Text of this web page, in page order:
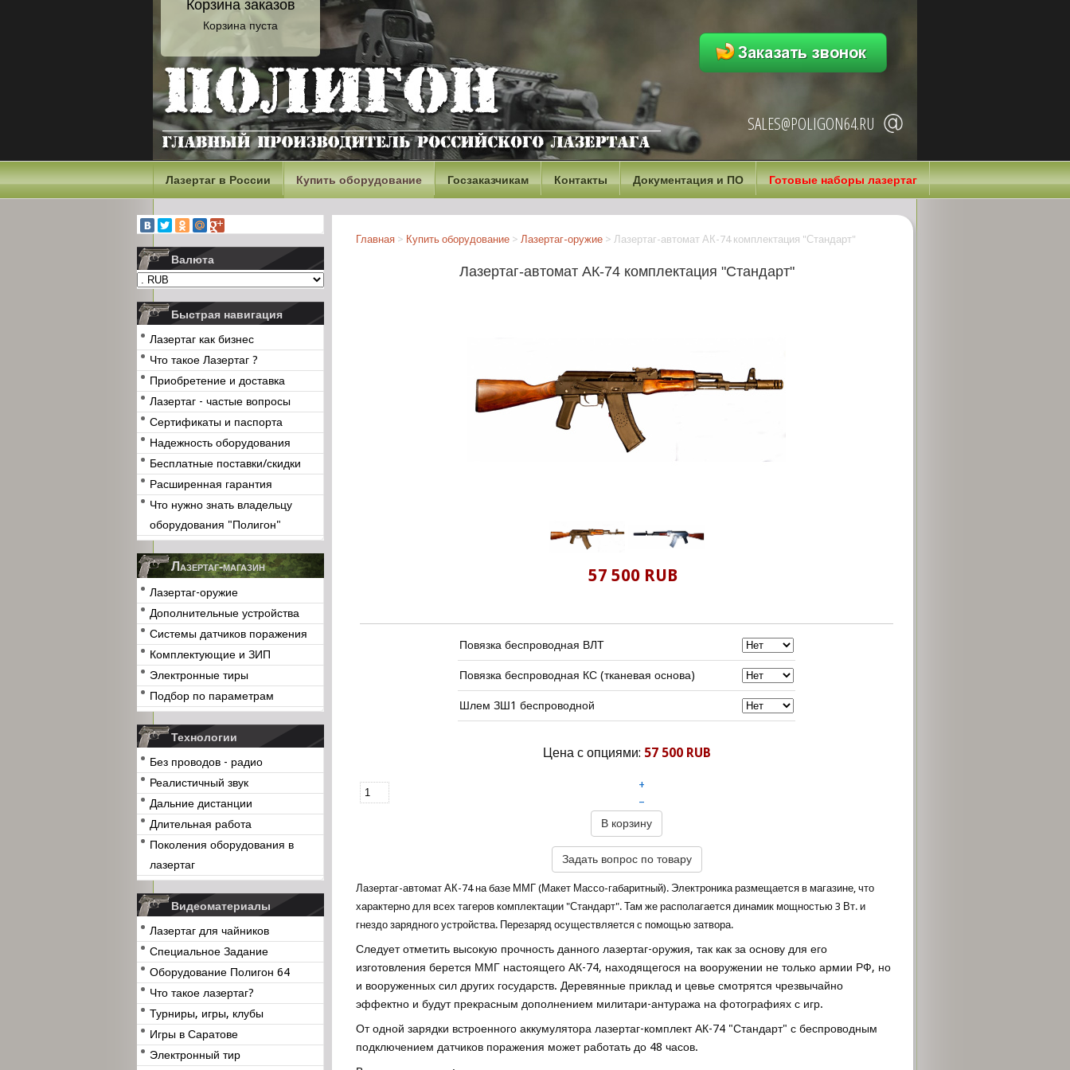
SALES@POLIGON64.RU
Корзина заказов
Корзина пуста
Лазертаг в России Купить оборудование Госзаказчикам Контакты Документация и ПО Готовые наборы лазертаг
Валюта
Быстрая навигация
Лазертаг как бизнес
Что такое Лазертаг ?
Приобретение и доставка
Лазертаг - частые вопросы
Сертификаты и паспорта
Надежность оборудования
Бесплатные поставки/скидки
Расширенная гарантия
Что нужно знать владельцу
оборудования "Полигон"
Лазертаг-магазин
Лазертаг-оружие
Дополнительные устройства
Системы датчиков поражения
Комплектующие и ЗИП
Электронные тиры
Подбор по параметрам
Технологии
Без проводов - радио
Реалистичный звук
Дальние дистанции
Длительная работа
Поколения оборудования в
лазертаг
Видеоматериалы
Лазертаг для чайников
Специальное Задание
Оборудование Полигон 64
Что такое лазертаг?
Турниры, игры, клубы
Игры в Саратове
Электронный тир
Главная > Купить оборудование > Лазертаг-оружие > Лазертаг-автомат АК-74 комплектация "Стандарт"
Лазертаг-автомат АК-74 комплектация "Стандарт"
57 500 RUB
Повязка беспроводная ВЛТ
Повязка беспроводная КС (тканевая основа)
Шлем ЗШ1 беспроводной
Цена с опциями: 57 500 RUB
+
–
В корзину
Задать вопрос по товару
Лазертаг-автомат АК-74 на базе ММГ (Макет Массо-габаритный). Электроника размещается в магазине, что
характерно для всех тагеров комплектации "Стандарт". Там же располагается динамик мощностью 3 Вт. и
гнездо зарядного устройства. Перезаряд осуществляется с помощью затвора.
Следует отметить высокую прочность данного лазертаг-оружия, так как за основу для его
изготовления берется ММГ настоящего АК-74, находящегося на вооружении не только армии РФ, но
и вооруженных сил других государств. Деревянные приклад и цевье смотрятся чрезвычайно
эффектно и будут прекрасным дополнением милитари-антуража на фотографиях с игр.
От одной зарядки встроенного аккумулятора лазертаг-комплект АК-74 "Стандарт" с беспроводным
подключением датчиков поражения может работать до 48 часов.